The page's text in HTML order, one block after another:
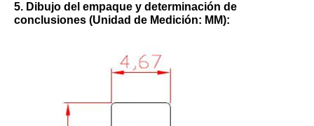
5. Dibujo del empaque y determinación de
conclusiones (Unidad de Medición: MM):